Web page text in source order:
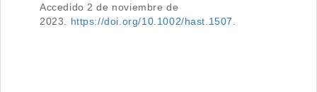
Accedido 2 de noviembre de
2023. https://doi.org/10.1002/hast.1507